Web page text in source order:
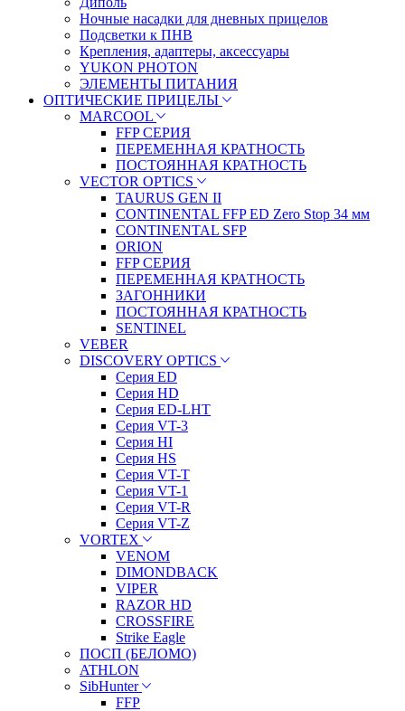
Ночные насадки для дневных прицелов
Подсветки к ПНВ
Крепления, адаптеры, аксессуары
YUKON PHOTON
ЭЛЕМЕНТЫ ПИТАНИЯ
ОПТИЧЕСКИЕ ПРИЦЕЛЫ
MARCOOL
FFP СЕРИЯ
ПЕРЕМЕННАЯ КРАТНОСТЬ
ПОСТОЯННАЯ КРАТНОСТЬ
VECTOR OPTICS
TAURUS GEN II
CONTINENTAL FFP ED Zero Stop 34 мм
CONTINENTAL SFP
ORION
FFP СЕРИЯ
ПЕРЕМЕННАЯ КРАТНОСТЬ
ЗАГОННИКИ
ПОСТОЯННАЯ КРАТНОСТЬ
SENTINEL
VEBER
DISCOVERY OPTICS
Серия ED
Серия HD
Серия ED-LHT
Серия VT-3
Серия HI
Серия HS
Серия VT-T
Серия VT-1
Серия VT-R
Серия VT-Z
VORTEX
VENOM
DIMONDBACK
VIPER
RAZOR HD
CROSSFIRE
Strike Eagle
ПОСП (БЕЛОМО)
ATHLON
SibHunter
FFP